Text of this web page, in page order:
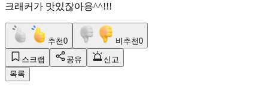
크래커가 맛있잖아용^^!!!
추천0 비추천0
스크랩 공유
신고
목록